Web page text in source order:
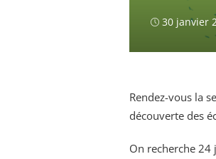
Publié
30 janvier
Rendez-vous la
découverte des
On recherche 24